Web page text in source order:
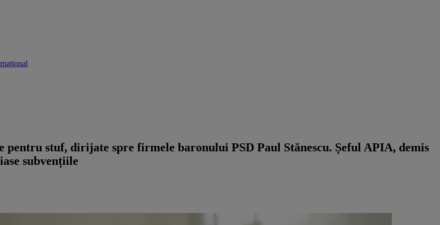
pentru stuf, dirijate spre firmele baronului PSD Paul Stănescu. Șeful APIA, demis
subvențiile